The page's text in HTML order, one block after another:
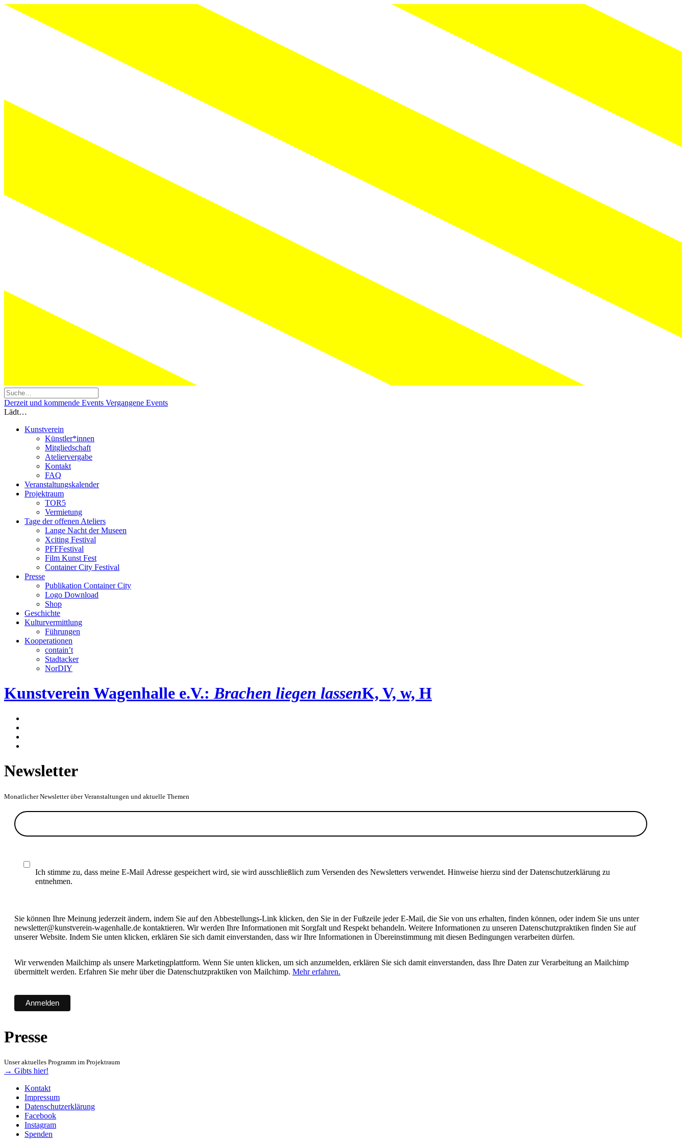
Derzeit und kommende Events Vergangene Events
Lädt…
Kunstverein
Künstler*innen
Mitgliedschaft
Ateliervergabe
Kontakt
FAQ
Veranstaltungskalender
Projektraum
TOR5
Vermietung
Tage der offenen Ateliers
Lange Nacht der Museen
Xciting Festival
PFFFestival
Film Kunst Fest
Container City Festival
Presse
Publikation Container City
Logo Download
Shop
Geschichte
Kulturvermittlung
Führungen
Kooperationen
contain’t
Stadtacker
NorDIY
Kunstverein Wagenhalle e.V.:Brachen liegen lassenK, V, w, H
Newsletter
Monatlicher Newsletter über Veranstaltungen und aktuelle Themen
Ich stimme zu, dass meine E-Mail Adresse gespeichert wird, sie wird ausschließlich zum Versenden des Newsletters verwendet. Hinweise hierzu sind der Datenschutzerklärung zu
entnehmen.
Sie können Ihre Meinung jederzeit ändern, indem Sie auf den Abbestellungs-Link klicken, den Sie in der Fußzeile jeder E-Mail, die Sie von uns erhalten, finden können, oder indem Sie uns unter
newsletter@kunstverein-wagenhalle.de kontaktieren. Wir werden Ihre Informationen mit Sorgfalt und Respekt behandeln. Weitere Informationen zu unseren Datenschutzpraktiken finden Sie auf
unserer Website. Indem Sie unten klicken, erklären Sie sich damit einverstanden, dass wir Ihre Informationen in Übereinstimmung mit diesen Bedingungen verarbeiten dürfen.
Wir verwenden Mailchimp als unsere Marketingplattform. Wenn Sie unten klicken, um sich anzumelden, erklären Sie sich damit einverstanden, dass Ihre Daten zur Verarbeitung an Mailchimp
übermittelt werden. Erfahren Sie mehr über die Datenschutzpraktiken von Mailchimp. Mehr erfahren.
Presse
Unser aktuelles Programm im Projektraum
→ Gibts hier!
Kontakt
Impressum
Datenschutzerklärung
Facebook
Instagram
Spenden